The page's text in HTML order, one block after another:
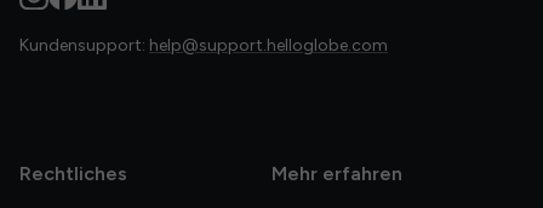
Kundensupport: help@support.helloglobe.com
Rechtliches Mehr erfahren